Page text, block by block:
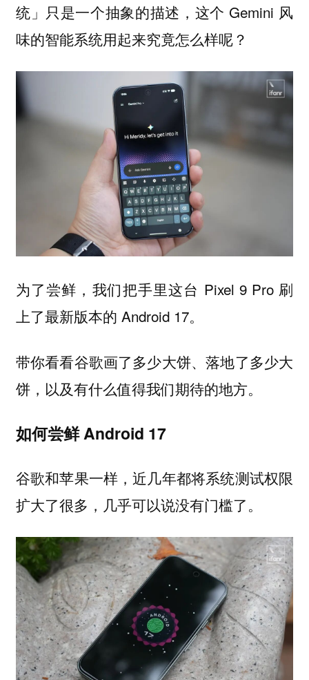
统」只是一个抽象的描述，这个 Gemini 风
味的智能系统用起来究竟怎么样呢？
为了尝鲜，我们把手里这台 Pixel 9 Pro 刷
上了最新版本的 Android 17。
带你看看谷歌画了多少大饼、落地了多少大
饼，以及有什么值得我们期待的地方。
如何尝鲜 Android 17
谷歌和苹果一样，近几年都将系统测试权限
扩大了很多，几乎可以说没有门槛了。